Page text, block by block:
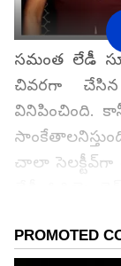
సమంత లేడీ
చివరగా
వినిపించింది.
చాలా సెలక్టీవ్‌గా
మారింది.